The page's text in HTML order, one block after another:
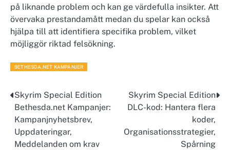
på liknande problem och kan ge värdefulla insikter. Att
övervaka prestandamått medan du spelar kan också
hjälpa till att identifiera specifika problem, vilket
möjliggör riktad felsökning.
BETHESDA.NET KAMPANJER
Post
navigation
Skyrim Special Edition
Bethesda.net Kampanjer:
Kampanjnyhetsbrev,
Uppdateringar,
Meddelanden om krav
Skyrim Special Edition
DLC-kod: Hantera flera
koder,
Organisationsstrategier,
Spårning